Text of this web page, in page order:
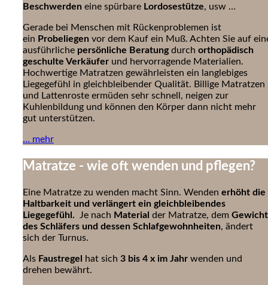
Beschwerden eine spürbare Lordosestütze, usw …
Gerade bei Menschen mit Rückenproblemen ist
ein Probeliegen vor dem Kauf ein Muß. Achten Sie auf
ausführliche persönliche Beratungdurch orthopädisch
geschulte Verkäufer und hervorragende Materialien.
Hochwertige Matratzen gewährleisten ein langlebiges
Liegegefühl in gleichbleibender Qualität. Billige Matratzen
und Lattenroste ermüden sehr schnell, neigen zur
Kuhlenbildung und können den Körper dann nicht mehr
gut unterstützen.
… mehr
Matratze - wie oft wenden und pflegen?
Eine Matratze zu wenden macht Sinn. Wenden erhöht die
Haltbarkeit und verlängert ein gleichbleibendes
Liegegefühl.
Je nach Material der Matratze, dem Gewicht
des Schläfers und dessen Schlafgewohnheiten, ändert
sich der Turnus.
Als Faustregel hat sich 3 bis 4 x im Jahr wenden und
drehen bewährt.